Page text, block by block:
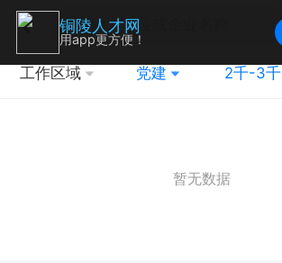
工作区域 党建 2千-3千
暂无数据
铜陵人才网
用app更方便！